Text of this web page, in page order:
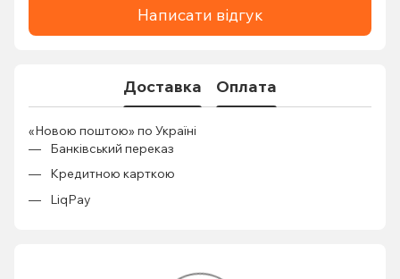
Написати відгук
Доставка Оплата
«Новою поштою» по Україні
Банківський переказ
Кредитною карткою
LiqPay